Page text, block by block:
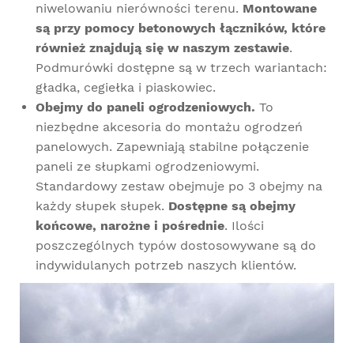
niwelowaniu nierówności terenu. Montowane
są przy pomocy betonowych łączników, które
również znajdują się w naszym zestawie.
Podmurówki dostępne są w trzech wariantach:
gładka, cegiełka i piaskowiec.
Obejmy do paneli ogrodzeniowych. To
niezbędne akcesoria do montażu ogrodzeń
panelowych. Zapewniają stabilne połączenie
paneli ze słupkami ogrodzeniowymi.
Standardowy zestaw obejmuje po 3 obejmy na
każdy słupek słupek. Dostępne są obejmy
końcowe, narożne i pośrednie. Ilości
poszczególnych typów dostosowywane są do
indywidulanych potrzeb naszych klientów.